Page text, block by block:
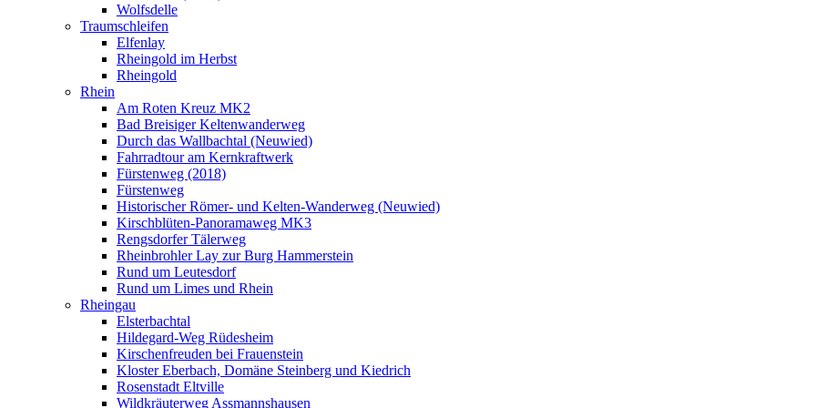
Wolfsdelle
Traumschleifen
Elfenlay
Rheingold im Herbst
Rheingold
Rhein
Am Roten Kreuz MK2
Bad Breisiger Keltenwanderweg
Durch das Wallbachtal (Neuwied)
Fahrradtour am Kernkraftwerk
Fürstenweg (2018)
Fürstenweg
Historischer Römer- und Kelten-Wanderweg (Neuwied)
Kirschblüten-Panoramaweg MK3
Rengsdorfer Tälerweg
Rheinbrohler Lay zur Burg Hammerstein
Rund um Leutesdorf
Rund um Limes und Rhein
Rheingau
Elsterbachtal
Hildegard-Weg Rüdesheim
Kirschenfreuden bei Frauenstein
Kloster Eberbach, Domäne Steinberg und Kiedrich
Rosenstadt Eltville
Wildkräuterweg Assmannshausen